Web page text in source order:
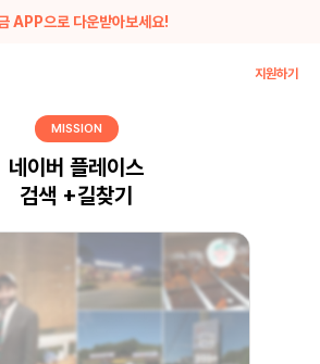
APP으로 다운받아보세요!
지원하기
MISSION
네이버 플레이스
검색 +길찾기